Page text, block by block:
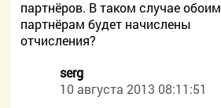
партнёров. В таком случае обоим
партнёрам будет начислены
отчисления?
serg
10 августа 2013 08:11:51